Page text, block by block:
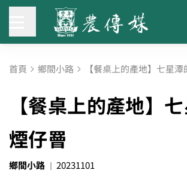
首頁 鄉間小路 【餐桌上的產地】七星
【餐桌上的產地】
煙仔罾
鄉間小路 20231101